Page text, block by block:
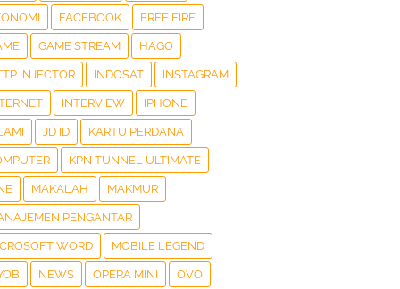
FACEBOOK FREE FIRE
GAME STREAM HAGO
INJECTOR INDOSAT INSTAGRAM
INTERVIEW IPHONE
JD ID KARTU PERDANA
KPN TUNNEL ULTIMATE
MAKALAH MAKMUR
PENGANTAR
WORD MOBILE LEGEND
NEWS OPERA MINI OVO